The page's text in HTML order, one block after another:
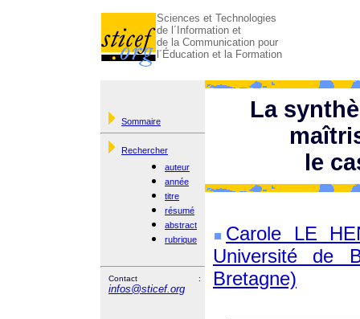
Sciences et Technologies
de l´Information et
de la Communication pour
l´Éducation et la Formation
Sommaire
Rechercher
auteur
année
titre
résumé
abstract
rubrique
Contact :
infos@sticef.org
La
le
Carole LE
Université de
Bretagne)